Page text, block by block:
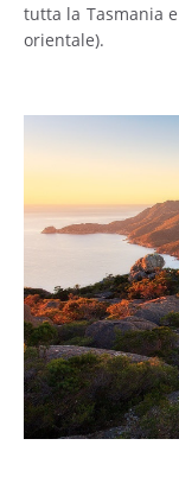
tutta la Tasmania
orientale).